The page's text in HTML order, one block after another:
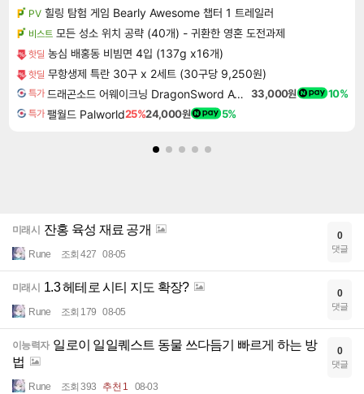
PV 힐링 탐험 게임 Bearly Awesome 챕터 1 트레일러
비스트 모든 성소 위치 공략 (40개) - 귀환한 영혼 도전과제
핫딜 농심 배홍동 비빔면 4입 (137g x16개)
핫딜 무항생제 특란 30구 x 2세트 (30구당 9,250원)
특가 드래곤소드 어웨이크닝 DragonSword Awakening 33,000원 10%
특가 팰월드 Palworld25%24,000원 5%
미래시 잔홍 육성 재료 공개
Rune 조회 427 08-05
0
댓글
미래시 1.3 헤테로 시티 지도 확장?
Rune 조회 179 08-05
0
댓글
이능력자 일로이 일일퀘스트 동물 쓰다듬기 빠르게 하는 방
법
Rune 조회 393 추천 1 08-03
0
댓글